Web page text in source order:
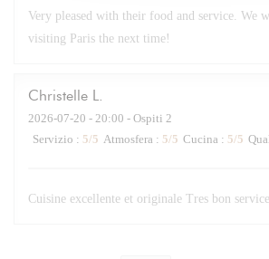
Very pleased with their food and service. We
visiting Paris the next time!
Christelle L
2026-07-20 - 20:00 - Ospiti 2
Servizio : 5/5 Atmosfera : 5/5 Cucina : 5/5
Cuisine excellente et originale Tres bon service